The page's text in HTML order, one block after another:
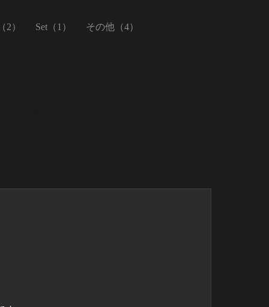
） Set（1） その他（4）